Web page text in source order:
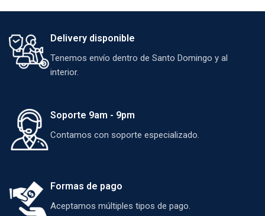
Delivery disponible
Tenemos envío dentro de Santo Domingo y al
interior.
Soporte 9am - 9pm
Contamos con soporte especializado.
Formas de pago
Aceptamos múltiples tipos de pago.